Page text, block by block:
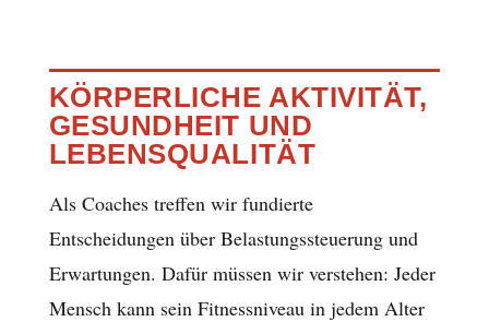
KÖRPERLICHE AKTIVITÄT,
GESUNDHEIT UND
LEBENSQUALITÄT
Als Coaches treffen wir fundierte
Entscheidungen über Belastungssteuerung und
Erwartungen. Dafür müssen wir verstehen: Jeder
Mensch kann sein Fitnessniveau in jedem Alter